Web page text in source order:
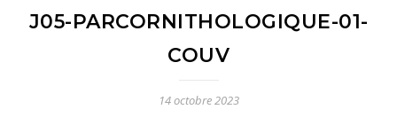
J05-PARCORNITHOLOGIQUE-01-
COUV
14 octobre 2023